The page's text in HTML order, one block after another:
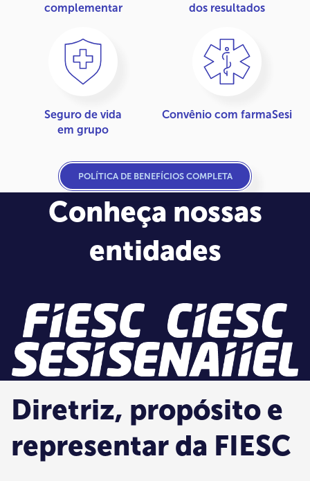
complementar
dos resultados
Seguro de vida
em grupo
Convênio com farmaSesi
POLÍTICA DE BENEFÍCIOS COMPLETA
Conheça nossas
entidades
Diretriz, propósito e
representar da FIESC